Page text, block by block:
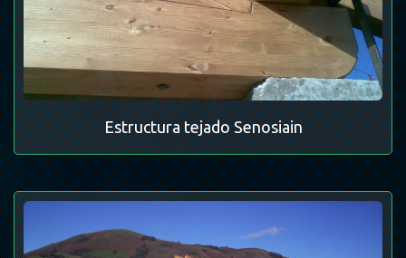
Estructura tejado Senosiain